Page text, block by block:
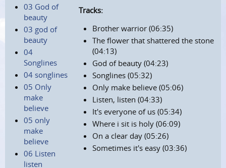
03 God of
beauty
03 god of
beauty
04
Songlines
04 songlines
05 Only
make
believe
05 only
make
believe
06 Listen
listen
Tracks:
Brother warrior (06:35)
The flower that shattered the stone
(04:13)
God of beauty (04:23)
Songlines (05:32)
Only make believe (05:06)
Listen, listen (04:33)
It's everyone of us (05:34)
Where i sit is holy (06:09)
On a clear day (05:26)
Sometimes it's easy (03:36)